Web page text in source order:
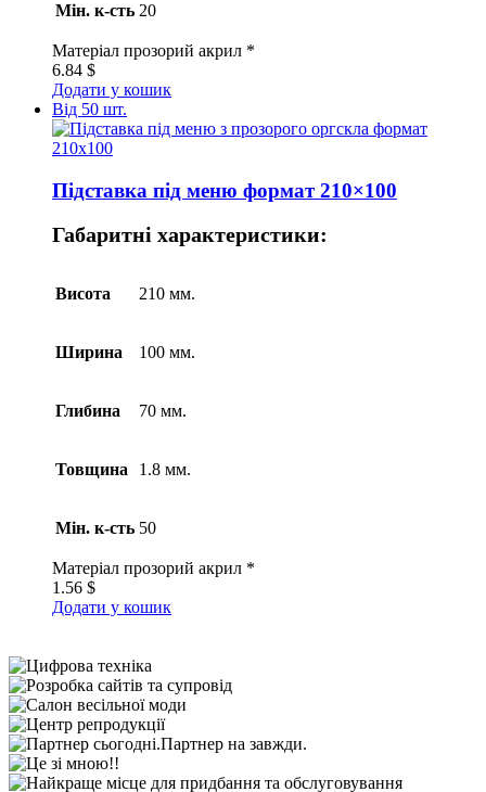
Мін. к-сть 20
Матеріал прозорий акрил *
6.84 $
Додати у кошик
Від 50 шт.
Підставка під меню формат 210×100
Габаритні характеристики:
Висота 210 мм.
Ширина 100 мм.
Глибина 70 мм.
Товщина 1.8 мм.
Мін. к-сть 50
Матеріал прозорий акрил *
1.56 $
Додати у кошик